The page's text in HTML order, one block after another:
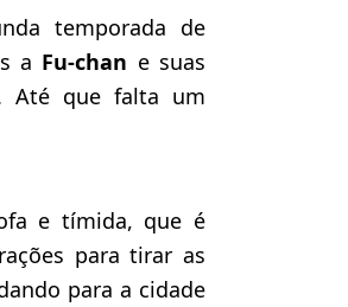
temporada de
a Fu-chan e suas
Até que falta um
e tímida, que é
para tirar as
para a cidade